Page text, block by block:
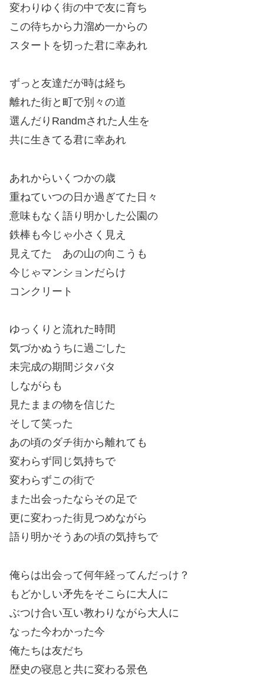
変わりゆく街の中で友に育ち
この待ちから力溜め一からの
スタートを切った君に幸あれ
ずっと友達だが時は経ち
離れた街と町で別々の道
選んだりRandmされた人生を
共に生きてる君に幸あれ
あれからいくつかの歳
重ねていつの日か過ぎてた日々
意味もなく語り明かした公園の
鉄棒も今じゃ小さく見え
見えてた あの山の向こうも
今じゃマンションだらけ
コンクリート
ゆっくりと流れた時間
気づかぬうちに過ごした
未完成の期間ジタバタ
しながらも
見たままの物を信じた
そして笑った
あの頃のダチ街から離れても
変わらず同じ気持ちで
変わらずこの街で
また出会ったならその足で
更に変わった街見つめながら
語り明かそうあの頃の気持ちで
俺らは出会って何年経ってんだっけ？
もどかしい矛先をそこらに大人に
ぶつけ合い互い教わりながら大人に
なった今わかった今
俺たちは友だち
歴史の寝息と共に変わる景色